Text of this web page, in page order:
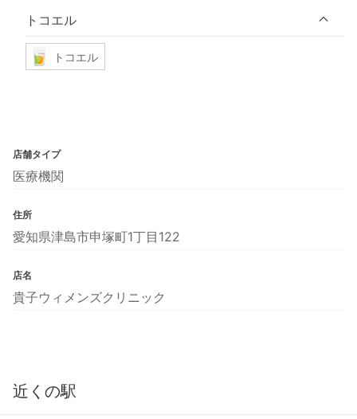
トコエル
トコエル
店舗タイプ
医療機関
住所
愛知県津島市申塚町1丁目122
店名
貴子ウィメンズクリニック
近くの駅